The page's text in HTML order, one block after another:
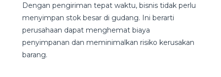
Dengan pengiriman tepat waktu, bisnis tidak perlu
menyimpan stok besar di gudang. Ini berarti
perusahaan dapat menghemat biaya
penyimpanan dan meminimalkan risiko kerusakan
barang.